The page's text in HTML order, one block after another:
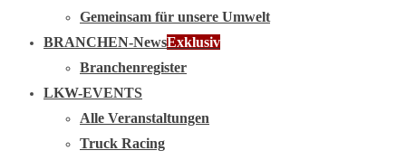
Gemeinsam für unsere Umwelt
BRANCHEN-NewsExklusiv
Branchenregister
LKW-EVENTS
Alle Veranstaltungen
Truck Racing